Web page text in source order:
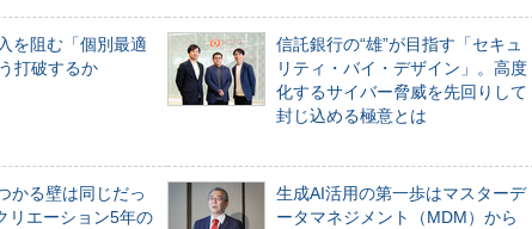
を阻む「個別最適
打破するか
信託銀行の“雄”が目指す「セキュ
リティ・バイ・デザイン」。高度
化するサイバー脅威を先回りして
封じ込める極意とは
かる壁は同じだっ
リエーション5年の
生成AI活用の第一歩はマスターデ
ータマネジメント（MDM）から